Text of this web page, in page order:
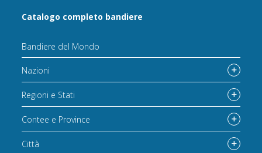
Catalogo completo bandiere
Bandiere del Mondo
Nazioni
Regioni e Stati
Contee e Province
Città